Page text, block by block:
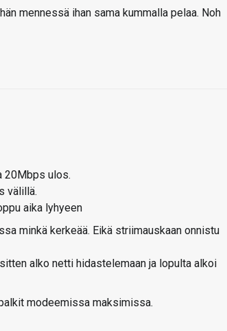
mennessä ihan sama kummalla pelaa. Noh
20Mbps ulos.
välillä.
aika lyhyeen
minkä kerkeää. Eikä striimauskaan onnistu
alko netti hidastelemaan ja lopulta alkoi
modeemissa maksimissa.